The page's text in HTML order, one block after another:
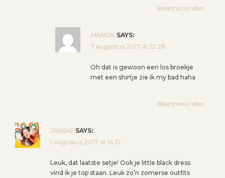
Beantwoorden
MANON SAYS:
7 augustus 2017 at 12:28
Oh dat is gewoon een los broekje
met een shirtje zie ik my bad haha
Beantwoorden
JANSKE SAYS:
1 augustus 2017 at 14:15
Leuk, dat laatste setje! Ook je little black dress
vind ik je top staan. Leuk zo’n zomerse outfits